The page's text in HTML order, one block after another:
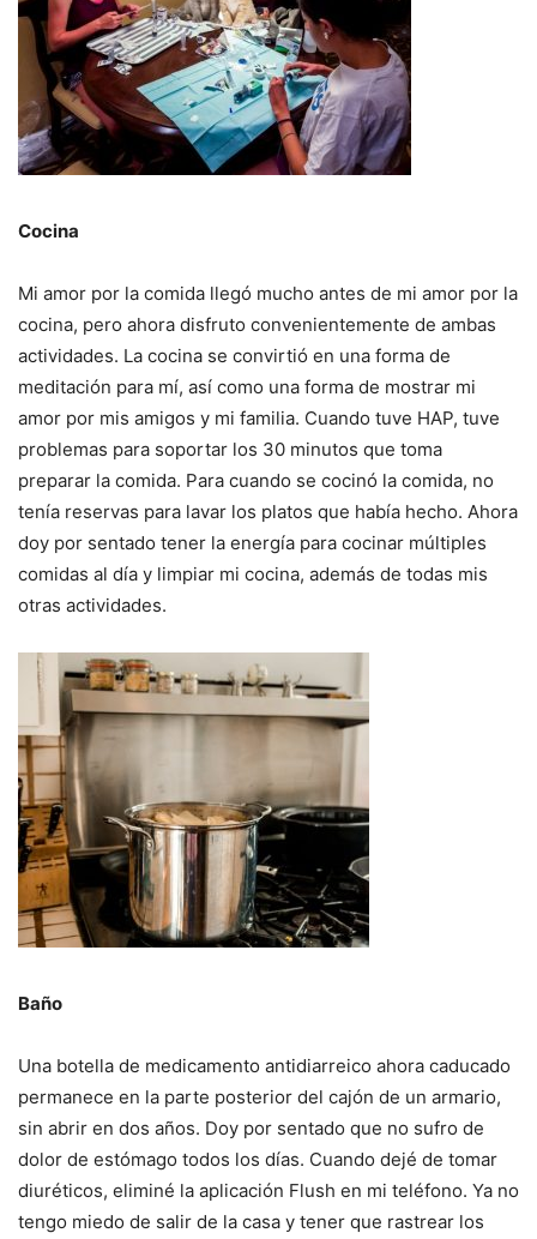
Cocina
Mi amor por la comida llegó mucho antes de mi amor por la
cocina, pero ahora disfruto convenientemente de ambas
actividades. La cocina se convirtió en una forma de
meditación para mí, así como una forma de mostrar mi
amor por mis amigos y mi familia. Cuando tuve HAP, tuve
problemas para soportar los 30 minutos que toma
preparar la comida. Para cuando se cocinó la comida, no
tenía reservas para lavar los platos que había hecho. Ahora
doy por sentado tener la energía para cocinar múltiples
comidas al día y limpiar mi cocina, además de todas mis
otras actividades.
Baño
Una botella de medicamento antidiarreico ahora caducado
permanece en la parte posterior del cajón de un armario,
sin abrir en dos años. Doy por sentado que no sufro de
dolor de estómago todos los días. Cuando dejé de tomar
diuréticos, eliminé la aplicación Flush en mi teléfono. Ya no
tengo miedo de salir de la casa y tener que rastrear los